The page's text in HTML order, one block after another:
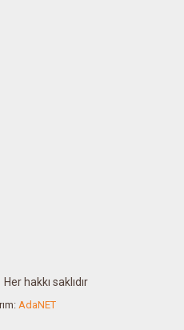
Her hakkı saklıdır
AdaNET